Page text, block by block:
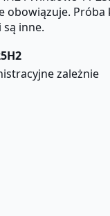
obowiązuje.
inne.
zależnie